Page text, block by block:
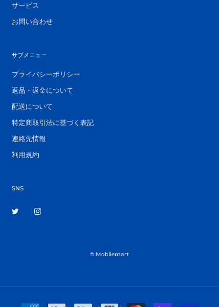
サービス
お問い合わせ
サブメニュー
プライバシーポリシー
返品・返金について
配送について
特定商取引法に基づく表記
連絡先情報
利用規約
SNS
© Mobilemart